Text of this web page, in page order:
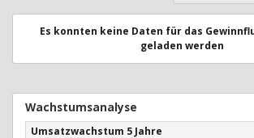
Es konnten keine Daten für das
geladen werden
Wachstumsanalyse
Umsatzwachstum 5 Jahre